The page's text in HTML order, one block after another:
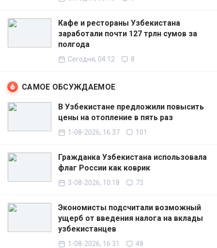
Кафе и рестораны Узбекистана
заработали почти 127 трлн сумов за
полгода
Сегодня, 04:12 8
САМОЕ ОБСУЖДАЕМОЕ
В Узбекистане предложили повысить
цены на отопление в пять раз
1-08-2026, 16:37 101
Гражданка Узбекистана использовала
флаг России как коврик
3-08-2026, 10:18 73
Экономисты подсчитали возможный
ущерб от введения налога на вклады
узбекистанцев
1-08-2026, 16:31 48